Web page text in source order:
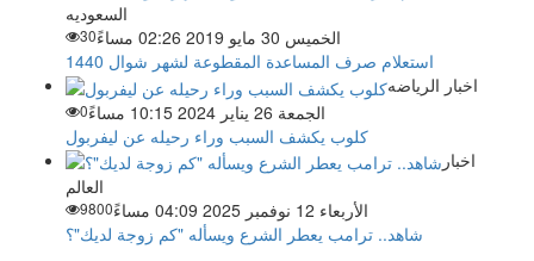
السعوديه
الخميس 30 مايو 2019 02:26 مساءً
30
استعلام صرف المساعدة المقطوعة لشهر شوال 1440
اخبار الرياضه
الجمعة 26 يناير 2024 10:15 مساءً
0
كلوب يكشف السبب وراء رحيله عن ليفربول
اخبار
العالم
الأربعاء 12 نوفمبر 2025 04:09 مساءً
9800
شاهد.. ترامب يعطر الشرع ويسأله "كم زوجة لديك"؟